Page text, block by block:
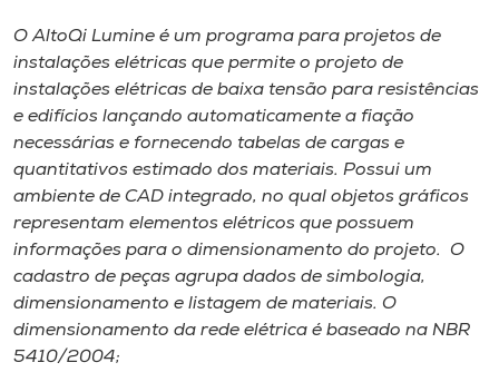
Rádio
Museu
Unoesc
Store
Selecione
O AltoQi Lumine é um programa para projetos de
instalações elétricas que permite o projeto de
instalações elétricas de baixa tensão para resistências
e edifícios lançando automaticamente a fiação
necessárias e fornecendo tabelas de cargas e
quantitativos estimado dos materiais. Possui um
ambiente de CAD integrado, no qual objetos gráficos
representam elementos elétricos que possuem
informações para o dimensionamento do projeto. O
cadastro de peças agrupa dados de simbologia,
dimensionamento e listagem de materiais. O
dimensionamento da rede elétrica é baseado na NBR
5410/2004;